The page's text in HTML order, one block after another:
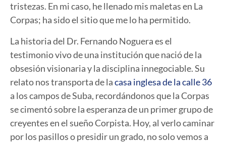
tristezas. En mi caso, he llenado mis maletas en La
Corpas; ha sido el sitio que me lo ha permitido.
La historia del Dr. Fernando Noguera es el
testimonio vivo de una institución que nació de la
obsesión visionaria y la disciplina innegociable. Su
relato nos transporta de lacasa inglesa de la calle 36
a los campos de Suba, recordándonos que la Corpas
se cimentó sobre la esperanza de un primer grupo de
creyentes en el sueño Corpista. Hoy, al verlo caminar
por los pasillos o presidir un grado, no solo vemos a